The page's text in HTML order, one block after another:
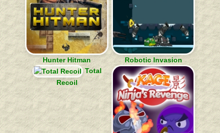
Hunter Hitman
Robotic Invasion
Total
Recoil